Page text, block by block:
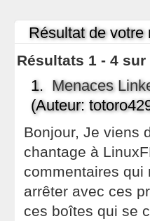
Résultat de votre
Résultats 1 - 4 sur
1. Menaces
(Auteur:
Bonjour, Je viens
chantage à
commentaires qui
arrêter avec ces
ces boîtes qui se